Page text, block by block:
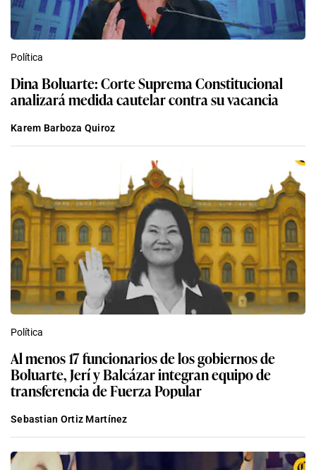
Política
Dina Boluarte: Corte Suprema Constitucional
analizará medida cautelar contra su vacancia
Karem Barboza Quiroz
Política
Al menos 17 funcionarios de los gobiernos de
Boluarte, Jerí y Balcázar integran equipo de
transferencia de Fuerza Popular
Sebastian Ortiz Martínez